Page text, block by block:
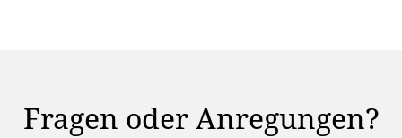
Fragen oder Anregungen?